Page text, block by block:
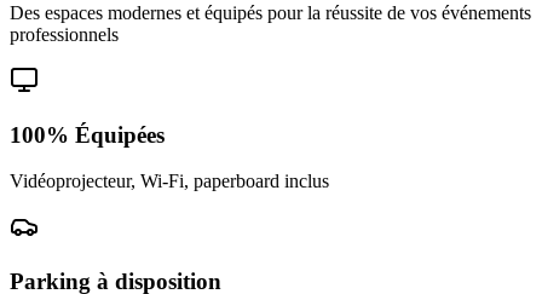
Des espaces modernes et équipés pour la réussite de vos événements
professionnels
100% Équipées
Vidéoprojecteur, Wi-Fi, paperboard inclus
Parking à disposition